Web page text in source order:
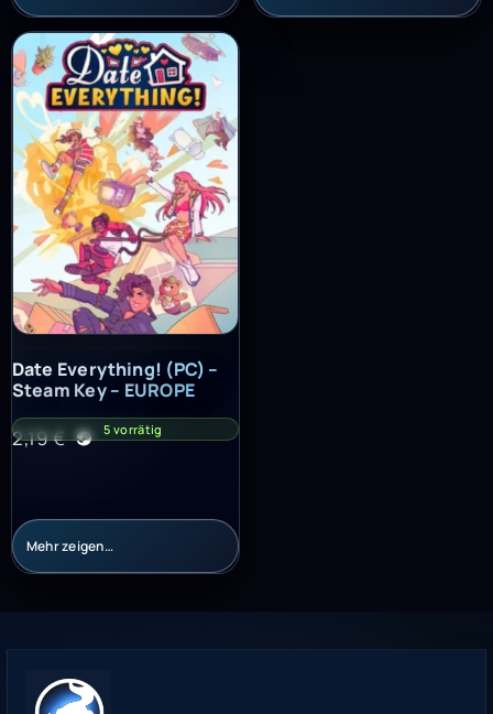
Date Everything! (PC) – Steam Key – EUROPE
Date Everything! (PC) –
Steam Key – EUROPE
2,19€ 5 vorrätig
Mehr zeigen…